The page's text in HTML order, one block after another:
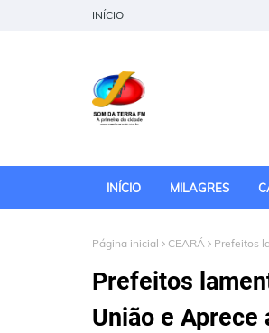
INÍCIO
INÍCIO MILAGRES
Página inicial CEARÁ Prefeitos
Prefeitos
União e